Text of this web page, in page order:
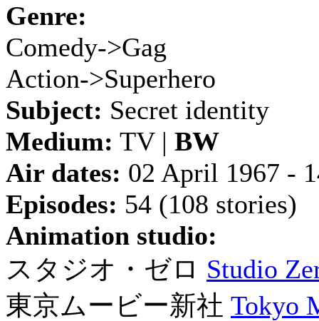
Genre:
Comedy->Gag
Action->Superhero
Subject: Secret identity
Medium: TV | BW
Air dates: 02 April 1967 -
Episodes: 54 (108 stories)
Animation studio:
スタジオ・ゼロ Studio
東京ムービー新社 Tokyo